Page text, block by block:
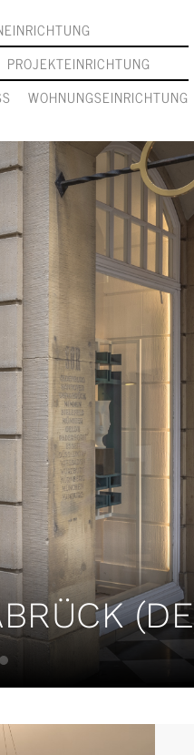
PROJEKTEINRICHTUNG
WOHNUNGSEINRICHTUNG